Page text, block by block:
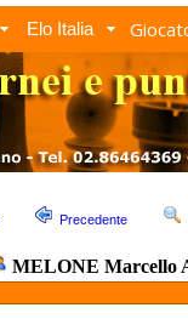
Elo Italia
Precedente
MELONE Marcello